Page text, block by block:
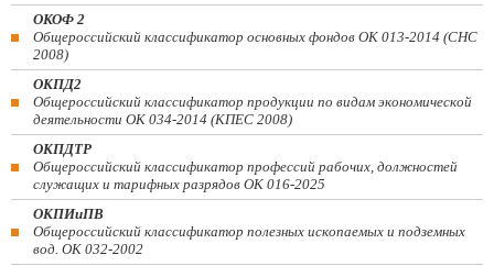
ОКОФ 2
Общероссийский классификатор основных фондов ОК 013-2014 (СНС
2008)
ОКПД2
Общероссийский классификатор продукции по видам экономической
деятельности ОК 034-2014 (КПЕС 2008)
ОКПДТР
Общероссийский классификатор профессий рабочих, должностей
служащих и тарифных разрядов ОК 016-2025
ОКПИиПВ
Общероссийский классификатор полезных ископаемых и подземных
вод. ОК 032-2002